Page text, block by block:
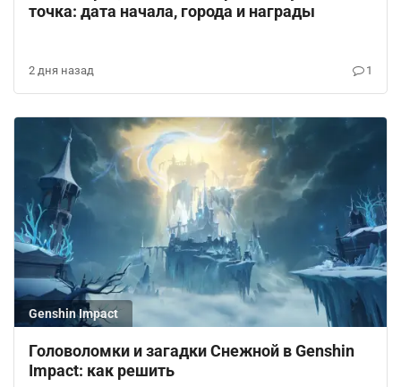
точка: дата начала, города и награды
2 дня назад 1
Genshin Impact
Головоломки и загадки Снежной в Genshin
Impact: как решить